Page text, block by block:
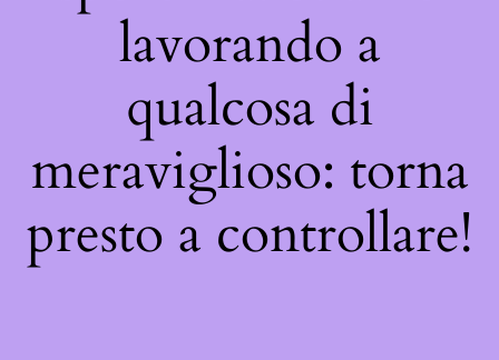
lavorando a
qualcosa di
meraviglioso: torna
presto a controllare!